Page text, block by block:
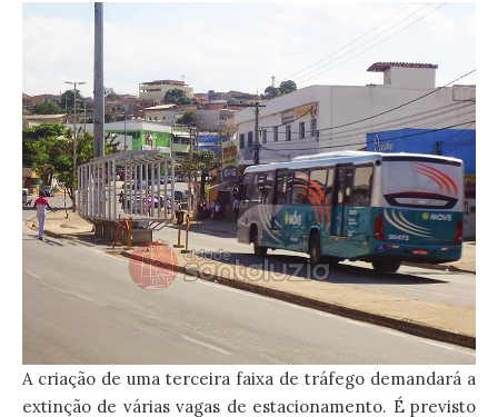
A criação de uma terceira faixa de tráfego demandará a
extinção de várias vagas de estacionamento. É previsto